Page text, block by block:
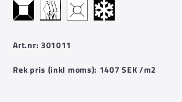
Art.nr: 301011
Rek pris (inkl moms): 1407 SEK /m2